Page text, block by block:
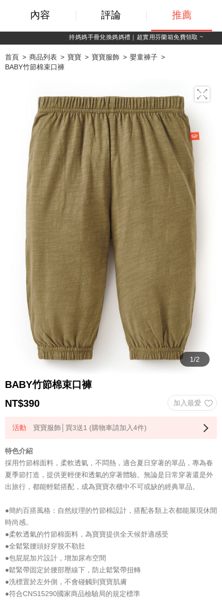
持媽媽手冊兌換媽媽禮｜超實用芬蘭箱免費領取 ~
首頁 商品列表 寶寶 寶寶服飾
嬰童褲子
BABY竹節棉束口褲
BABY竹節棉束口褲
NT$390
寶寶服飾│買3送1 (購物車請加入4件)
特色介紹
採用竹節棉面料，柔軟透氣，不悶熱，適合夏日穿著的單品，專為春
夏季節打造，提供更輕便和透氣的穿著體驗。無論是日常穿著還是外
出旅行，都能輕鬆搭配，成為寶寶衣櫃中不可或缺的經典單品。
●簡約百搭風格：自然紋理的竹節棉設計，搭配各類上衣都能展現休閒
時尚感。
●柔軟透氣的竹節棉面料，為寶寶提供全天候舒適感受
●全鬆緊腰頭好穿脫不勒肚
●包屁屁加片設計，增加尿布空間
●鬆緊帶固定於腰部壓線下，防止鬆緊帶扭轉
●洗標置於左外側，不會碰觸到寶寶肌膚
●符合CNS15290國家商品檢驗局的規定標準
內容 評論 推薦